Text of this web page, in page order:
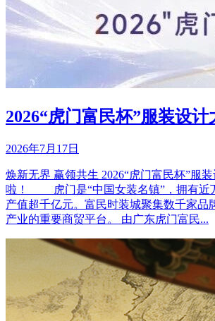
2026“虎门富民杯”服装设计
2026年7月17日
焕新无界 赢领共生 2026“虎门富民杯”服
啦！ 虎门是“中国女装名镇”，拥有近
产值超千亿元。富民时装城聚集数千家品
产业的重要商贸平台。 由广东虎门富民...